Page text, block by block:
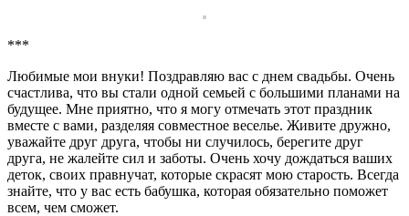
***
Любимые мои внуки! Поздравляю вас с днем свадьбы. Очень
счастлива, что вы стали одной семьей с большими планами на
будущее. Мне приятно, что я могу отмечать этот праздник
вместе с вами, разделяя совместное веселье. Живите дружно,
уважайте друг друга, чтобы ни случилось, берегите друг
друга, не жалейте сил и заботы. Очень хочу дождаться ваших
деток, своих правнучат, которые скрасят мою старость. Всегда
знайте, что у вас есть бабушка, которая обязательно поможет
всем, чем сможет.